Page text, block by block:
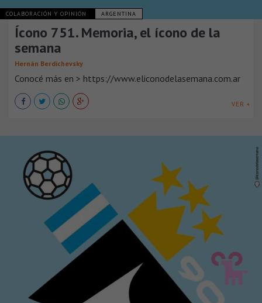
COLABORACIÓN Y OPINIÓN ARGENTINA
Ícono 751. Memoria, el ícono de la
semana
Hernán Berdichevsky
Conocé más en > https://www.eliconodelasemana.com.ar
VER +